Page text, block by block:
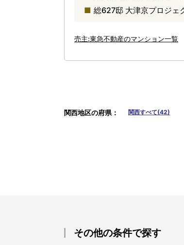
総627邸 大津京プロジェ
売主:東急不動産のマンション一覧
関西地区の府県 関西すべて(42)
その他の条件で探す